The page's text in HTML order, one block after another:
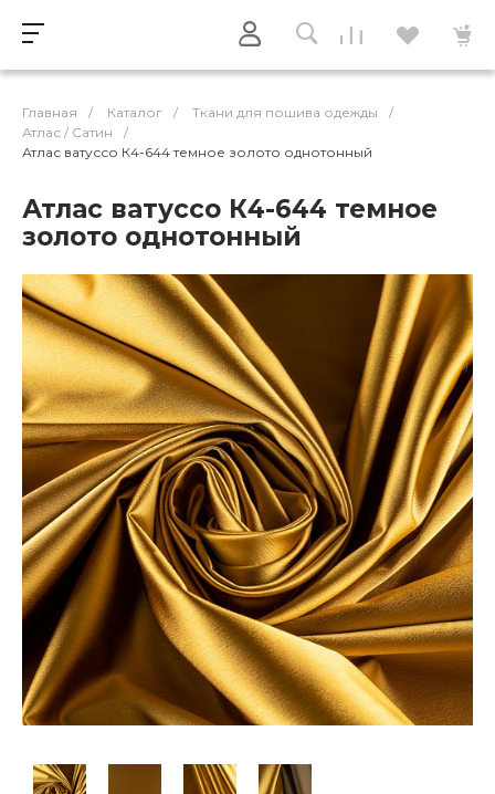
Главная / Каталог / Ткани для пошива одежды
/
Атлас / Cатин
/
Атлас ватуссо К4-644 темное золото однотонный
Атлас ватуссо К4-644 темное
золото однотонный